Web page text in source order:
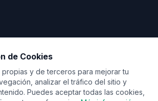
de Cookies
y de terceros para mejorar tu
analizar el tráfico del sitio y
Puedes aceptar todas las cookies,